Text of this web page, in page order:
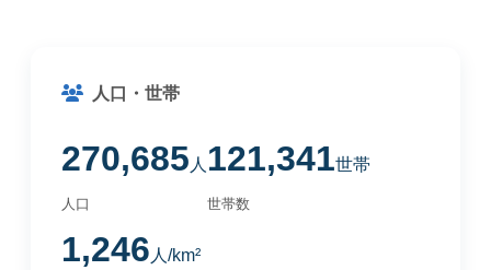
人口・世帯
270,685 人
人口
121,341世帯
世帯数
1,246 人/km²